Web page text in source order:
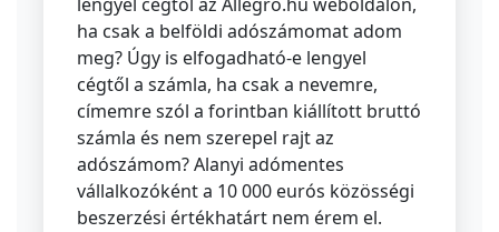
ha csak a belföldi adószámomat adom
meg? Úgy is elfogadható-e lengyel
cégtől a számla, ha csak a nevemre,
címemre szól a forintban kiállított bruttó
számla és nem szerepel rajt az
adószámom? Alanyi adómentes
vállalkozóként a 10 000 eurós közösségi
beszerzési értékhatárt nem érem el.